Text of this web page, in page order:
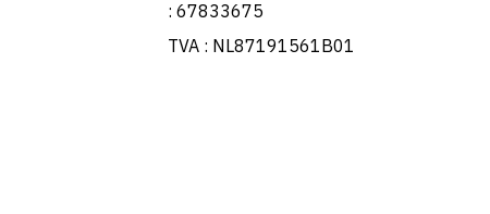
: 67833675
TVA : NL87191561B01